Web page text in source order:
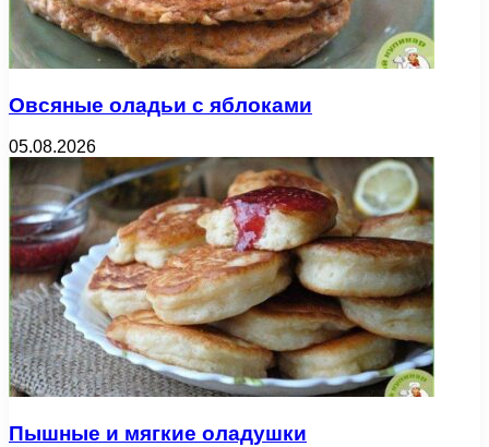
Овсяные оладьи с яблоками
05.08.2026
Пышные и мягкие оладушки